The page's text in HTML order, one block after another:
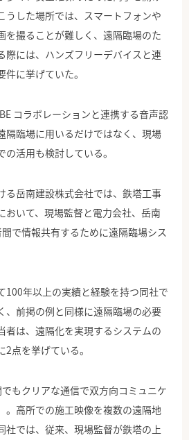
うした場所では、スマートフォンや
を撮ることが難しく、遠隔臨場のた
際には、ハンズフリーデバイスと連
に挙げていた。
コラボレーションと連携する音声認
隔臨場に用いるだけではなく、現場
活用も検討している。
る岳南建設株式会社では、鉄塔工事
おいて、現場監督と電力会社、岳南
で情報共有するために遠隔臨場シス
100年以上の実績と経験を持つ同社で
、前掲の例と同様に遠隔臨場の必要
者は、遠隔化を実現するシステムの
点を挙げている。
もクリアな通信で双方向コミュニケ
。高所での施工映像を複数の遠隔地
社では、従来、現場監督が鉄塔の上